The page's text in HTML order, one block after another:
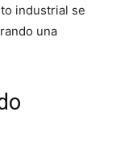
industrial se
una